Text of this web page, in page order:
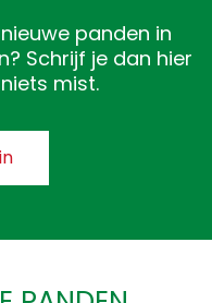
panden in
Schrijf je dan hier
mist.